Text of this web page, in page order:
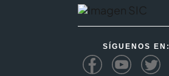
SÍGUENOS EN: